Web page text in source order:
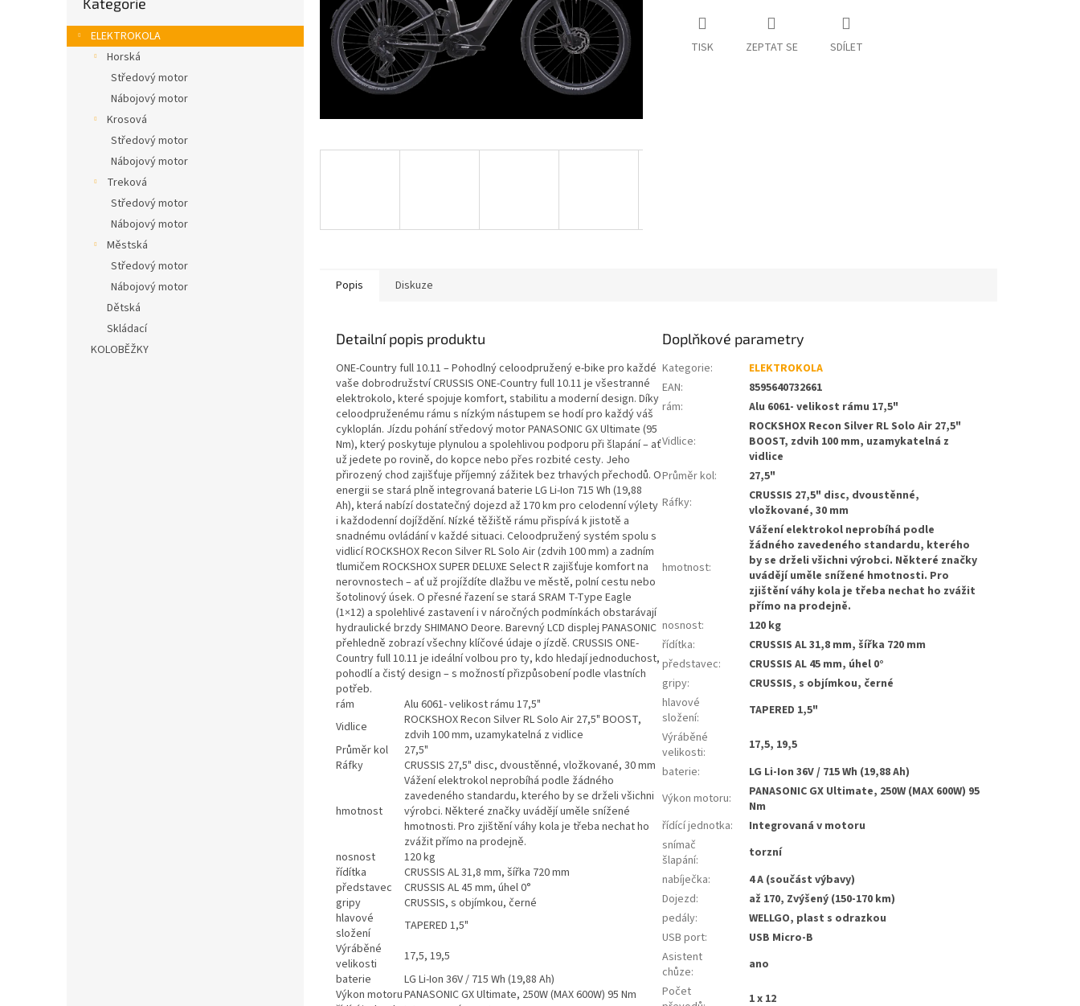
e
ELEKTROKOLA
Horská
Středový motor
Nábojový motor
Krosová
Středový motor
Nábojový motor
Treková
Středový motor
Nábojový motor
Městská
Středový motor
Nábojový motor
Dětská
Skládací
KOLOBĚŽKY
TISK ZEPTAT SE SDÍLET
Popis Diskuze
Detailní popis produktu
ONE-Country full 10.11 – Pohodlný celoodpružený e-bike pro každé
vaše dobrodružství CRUSSIS ONE-Country full 10.11 je všestranné
elektrokolo, které spojuje komfort, stabilitu a moderní design. Díky
celoodpruženému rámu s nízkým nástupem se hodí pro každý váš
cykloplán. Jízdu pohání středový motor PANASONIC GX Ultimate (95
Nm), který poskytuje plynulou a spolehlivou podporu při šlapání – ať
už jedete po rovině, do kopce nebo přes rozbité cesty. Jeho
přirozený chod zajišťuje příjemný zážitek bez trhavých přechodů. O
energii se stará plně integrovaná baterie LG Li-Ion 715 Wh (19,88
Ah), která nabízí dostatečný dojezd až 170 km pro celodenní výlety
i každodenní dojíždění. Nízké těžiště rámu přispívá k jistotě a
snadnému ovládání v každé situaci. Celoodpružený systém spolu s
vidlicí ROCKSHOX Recon Silver RL Solo Air (zdvih 100 mm) a zadním
tlumičem ROCKSHOX SUPER DELUXE Select R zajišťuje komfort na
nerovnostech – ať už projíždíte dlažbu ve městě, polní cestu nebo
šotolinový úsek. O přesné řazení se stará SRAM T-Type Eagle
(1×12) a spolehlivé zastavení i v náročných podmínkách obstarávají
hydraulické brzdy SHIMANO Deore. Barevný LCD displej PANASONIC
přehledně zobrazí všechny klíčové údaje o jízdě. CRUSSIS ONE-
Country full 10.11 je ideální volbou pro ty, kdo hledají jednoduchost,
pohodlí a čistý design – s možností přizpůsobení podle vlastních
potřeb.
rám
Alu 6061- velikost rámu 17,5"
Vidlice
ROCKSHOX Recon Silver RL Solo Air 27,5" BOOST,
zdvih 100 mm, uzamykatelná z vidlice
Průměr kol
27,5"
Ráfky
CRUSSIS 27,5" disc, dvoustěnné, vložkované, 30 mm
hmotnost
Vážení elektrokol neprobíhá podle žádného
zavedeného standardu, kterého by se drželi všichni
výrobci. Některé značky uvádějí uměle snížené
hmotnosti. Pro zjištění váhy kola je třeba nechat ho
zvážit přímo na prodejně.
nosnost
120 kg
řídítka
CRUSSIS AL 31,8 mm, šířka 720 mm
představec
CRUSSIS AL 45 mm, úhel 0°
gripy
CRUSSIS, s objímkou, černé
hlavové
složení
TAPERED 1,5"
Výráběné
velikosti
17,5, 19,5
baterie
LG Li-Ion 36V / 715 Wh (19,88 Ah)
Výkon motoruPANASONIC GX Ultimate, 250W (MAX 600W) 95 Nm
Doplňkové parametry
Kategorie:
ELEKTROKOLA
EAN:
8595640732661
rám: Alu 6061- velikost rámu 17,5"
Vidlice:
ROCKSHOX Recon Silver RL Solo Air 27,5"
BOOST, zdvih 100 mm, uzamykatelná z
vidlice
Průměr kol:
27,5"
Ráfky:
CRUSSIS 27,5" disc, dvoustěnné,
vložkované, 30 mm
hmotnost:
Vážení elektrokol neprobíhá podle
žádného zavedeného standardu, kterého
by se drželi všichni výrobci. Některé značky
uvádějí uměle snížené hmotnosti. Pro
zjištění váhy kola je třeba nechat ho zvážit
přímo na prodejně.
nosnost:
120 kg
řídítka:
CRUSSIS AL 31,8 mm, šířka 720 mm
představec:
CRUSSIS AL 45 mm, úhel 0°
gripy:
CRUSSIS, s objímkou, černé
hlavové
složení:
TAPERED 1,5"
Výráběné
velikosti:
17,5, 19,5
baterie:
LG Li-Ion 36V / 715 Wh (19,88 Ah)
Výkon motoru:
PANASONIC GX Ultimate, 250W (MAX 600W) 95
Nm
řídící jednotka:
Integrovaná v motoru
snímač
šlapání:
torzní
nabíječka:
4 A (součást výbavy)
Dojezd:
až 170, Zvýšený (150-170 km)
pedály:
WELLGO, plast s odrazkou
USB port:
USB Micro-B
Asistent
chůze:
ano
Počet
1 x 12